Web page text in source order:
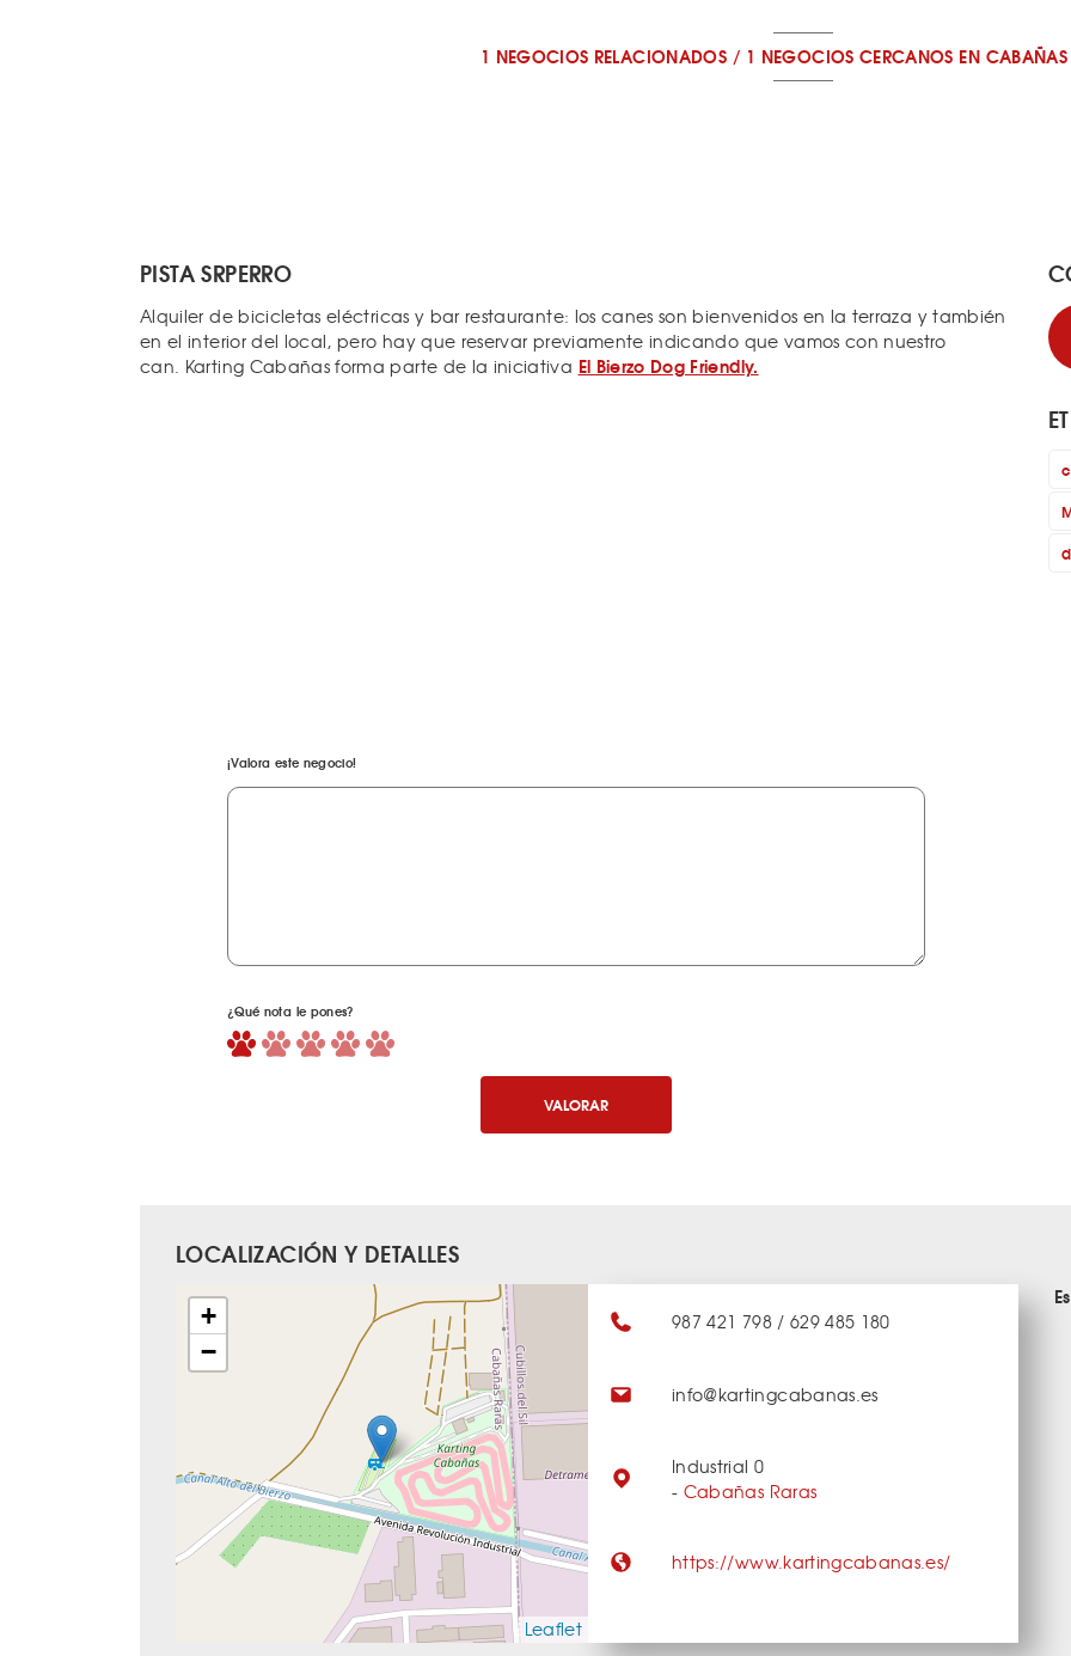
1 NEGOCIOS RELACIONADOS/ 1 NEGOCIOS CERCANOS EN CABAÑAS
PISTA SRPERRO
Alquiler de bicicletas eléctricas y bar restaurante: los canes son bienvenidos en la terraza y también
en el interior del local, pero hay que reservar previamente indicando que vamos con nuestro
can. Karting Cabañas forma parte de la iniciativa El Bierzo Dog Friendly.
¡Valora este negocio!
¿Qué nota le pones?
VALORAR
LOCALIZACIÓN Y DETALLES
+
−
Leaflet
987 421 798 / 629 485 180
info@kartingcabanas.es
Industrial 0
- Cabañas Raras
https://www.kartingcabanas.es/